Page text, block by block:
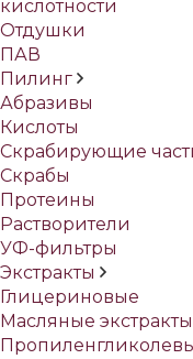
кислотности
Отдушки
ПАВ
Пилинг
Абразивы
Кислоты
Скрабирующие
Скрабы
Протеины
Растворители
УФ-фильтры
Экстракты
Глицериновые
Масляные экстракты